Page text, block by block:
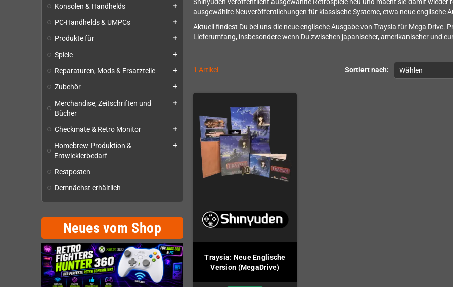
Konsolen & Handhelds add
PC-Handhelds & UMPCs add
Produkte für add
Spiele add
Reparaturen, Mods & Ersatzteile add
Zubehör add
Merchandise, Zeitschriften und
Bücher
add
Checkmate & Retro Monitor add
Homebrew-Produktion &
Entwicklerbedarf
add
Restposten
Demnächst erhältlich
Neues vom Shop
Shinyuden veröffentlicht ausgewählte Retrospiele neu und macht sie damit
ausgewählte Neuveröffentlichungen für klassische Systeme, etwa neue englische
Aktuell findest Du bei uns die neue englische Ausgabe von Traysia für Mega Drive.
Lieferumfang, insbesondere wenn Du zwischen japanischer, amerikanischer und
Sortiert nach: Wählen
1 Artikel
Traysia: Neue Englische
Version (MegaDrive)